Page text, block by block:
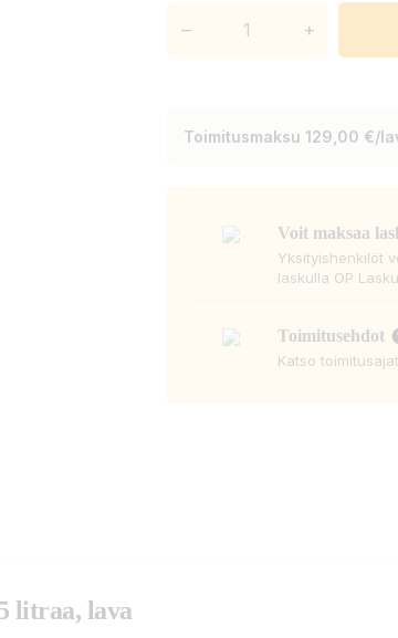
– +
Toimitusmaksu 129,00 €/
Voit maksaa
Yksityishenkilöt
laskulla OP
Toimitusehdot
Katso
litraa, lava